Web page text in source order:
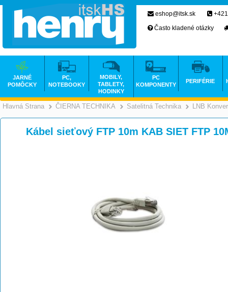
Hlavná Strana >
ČIERNA TECHNIKA >
Satelitná Technika LNB
Kábel sieťový FTP 10m KAB SIET FTP
eshop@itsk.sk
Často kladené otázky
JARNÉ
POMÔCKY
PC,
NOTEBOOKY
MOBILY,
TABLETY,
HODINKY
PC
KOMPONENTY
PERIFÉRIE